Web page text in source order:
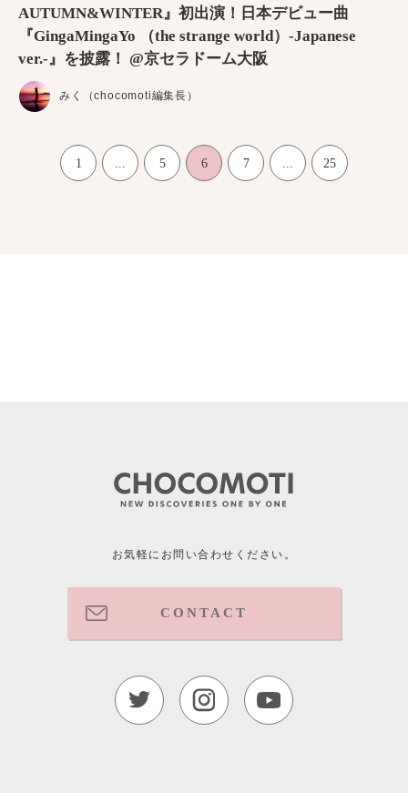
AUTUMN&WINTER』初出演！日本デビュー曲
『GingaMingaYo （the strange world）-Japanese
ver.-』を披露！ @京セラドーム大阪
みく（chocomoti編集長）
1 5 6 7 25
お気軽にお問い合わせください。
CONTACT